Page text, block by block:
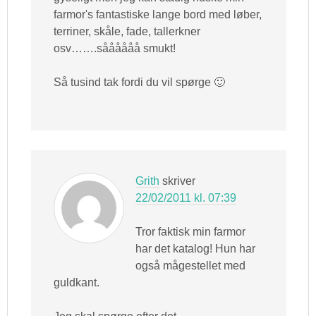
farmor's fantastiske lange bord med løber,
terriner, skåle, fade, tallerkner
osv…….såååååå smukt!
Så tusind tak fordi du vil spørge 🙂
Grith skriver
22/02/2011 kl. 07:39
Tror faktisk min farmor
har det katalog! Hun har
også mågestellet med
guldkant.